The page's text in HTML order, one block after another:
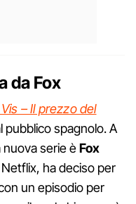
da Fox
– Il prezzo del
pubblico spagnolo. A
serie èFox
ha deciso per
un episodio per